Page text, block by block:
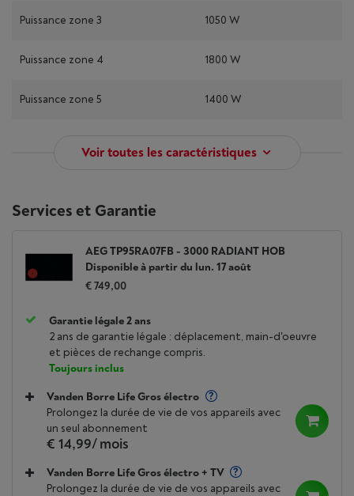
Puissance zone 3 1050 W
Puissance zone 4 1800 W
Puissance zone 5 1400 W
Voir toutes les caractéristiques
Services et Garantie
AEG TP95RA07FB - 3000 RADIANT HOB
Disponible à partir du lun. 17 août
€ 749,00
Garantie légale 2 ans
2 ans de garantie légale : déplacement, main-d'oeuvre
et pièces de rechange compris.
Toujours inclus
Vanden Borre Life Gros électro
Prolongez la durée de vie de vos appareils avec
un seul abonnement
€ 14,99/ mois
Vanden Borre Life Gros électro + TV
Prolongez la durée de vie de vos appareils avec